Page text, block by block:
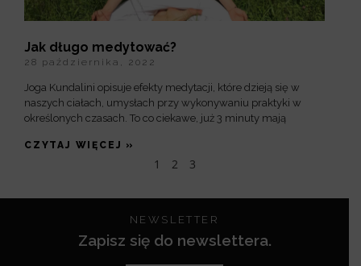
Jak długo medytować?
28 października, 2022
Joga Kundalini opisuje efekty medytacji, które dzieją się w
naszych ciałach, umysłach przy wykonywaniu praktyki w
określonych czasach. To co ciekawe, już 3 minuty mają
CZYTAJ WIĘCEJ »
1 2 3
NEWSLETTER
Zapisz się do newslettera.